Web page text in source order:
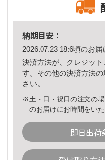
納期目安：
2026.07.23 18:6頃のお届
決済方法が、クレジッ
す。その他の決済方法の
さい。
※土・日・祝日の注文の
のお届けにお時間をい
即日出荷